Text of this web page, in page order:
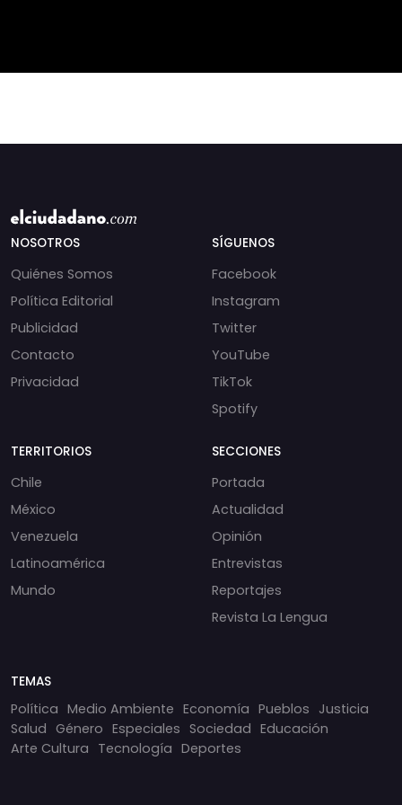
NOSOTROS
Quiénes Somos
Política Editorial
Publicidad
Contacto
Privacidad
SÍGUENOS
Facebook
Instagram
Twitter
YouTube
TikTok
Spotify
TERRITORIOS
Chile
México
Venezuela
Latinoamérica
Mundo
SECCIONES
Portada
Actualidad
Opinión
Entrevistas
Reportajes
Revista La Lengua
TEMAS
Política Medio Ambiente Economía Pueblos Justicia
Salud Género Especiales Sociedad Educación
Arte Cultura Tecnología Deportes